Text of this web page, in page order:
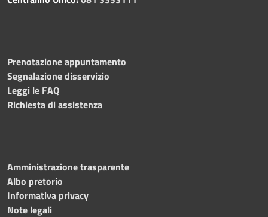
Prenotazione appuntamento
Segnalazione disservizio
Leggi le FAQ
Richiesta di assistenza
Amministrazione trasparente
Albo pretorio
Informativa privacy
Note legali